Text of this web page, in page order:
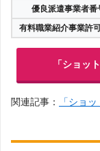
優良派遣事業者番
有料職業紹介事業許
「ショッ
関連記事： 「ショ